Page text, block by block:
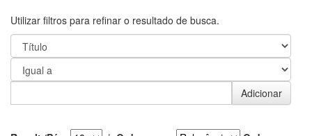
Utilizar filtros para refinar o resultado de busca.